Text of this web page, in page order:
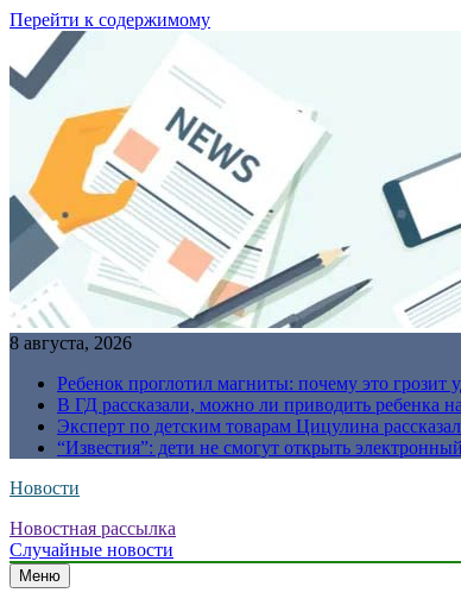
Перейти к содержимому
8 августа, 2026
Ребенок проглотил магниты: почему это грозит
В ГД рассказали, можно ли приводить ребенка
Эксперт по детским товарам Цицулина
“Известия”: дети не смогут открыть
Новости
Новостная рассылка
Случайные новости
Меню